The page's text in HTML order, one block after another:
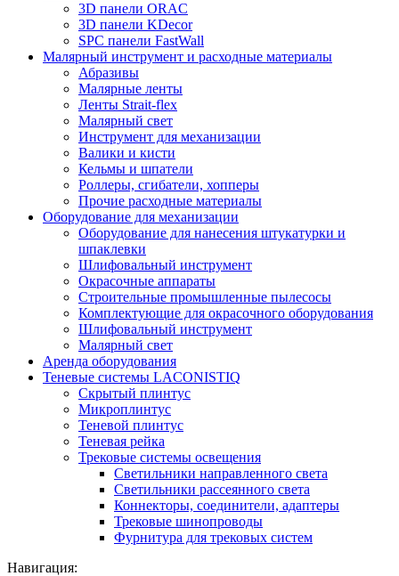
3D панели ORAC
3D панели KDecor
SPC панели FastWall
Малярный инструмент и расходные материалы
Абразивы
Малярные ленты
Ленты Strait-flex
Малярный свет
Инструмент для механизации
Валики и кисти
Кельмы и шпатели
Роллеры, сгибатели, хопперы
Прочие расходные материалы
Оборудование для механизации
Оборудование для нанесения штукатурки и
шпаклевки
Шлифовальный инструмент
Окрасочные аппараты
Строительные промышленные пылесосы
Комплектующие для окрасочного оборудования
Шлифовальный инструмент
Малярный свет
Аренда оборудования
Теневые системы LACONISTIQ
Скрытый плинтус
Микроплинтус
Теневой плинтус
Теневая рейка
Трековые системы освещения
Светильники направленного света
Светильники рассеянного света
Коннекторы, соединители, адаптеры
Трековые шинопроводы
Фурнитура для трековых систем
Навигация: